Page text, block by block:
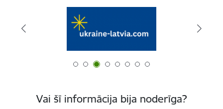
Vai šī informācija bija noderīga?